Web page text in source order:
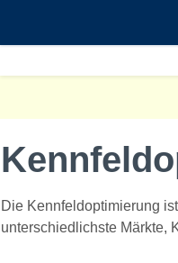
Die Kennfeldoptimierung
unterschiedlichste Märkte,